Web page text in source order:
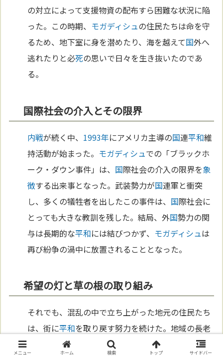
の対立によって支援物資の配布すら困難な状況に陥
った。この時期、 モガディシュの住民たちは命を守
るため、地下室に身を潜めたり、海を越えて国外へ
逃れたりと必死の思いで日々を生き抜いたのであ
る。
国際社会の介入とその限界
内戦が続く中、 1993年にアメリカ主導の国連平和維
持活動が始まった。 モガディシュでの「ブラックホ
ーク・ダウン事件」は、 国際社会の介入の限界を象
徴する出来事となった。武装勢力が国連軍と衝突
し、多くの犠牲者を出したこの事件は、 国際社会に
とっても大きな教訓を残した。結局、外国勢力の関
与は長期的な平和には結びつかず、 モガディシュは
再び紛争の渦中に放置されることとなった。
希望の灯と草の根の取り組み
それでも、混乱の中で立ち上がった地元の住民たち
は、街に平和を取り戻す努力を続けた。地域の長老
宗教指導者が和解を促し、女性や若者が
教育
メニュー ホーム 検索 トップ サイドバー